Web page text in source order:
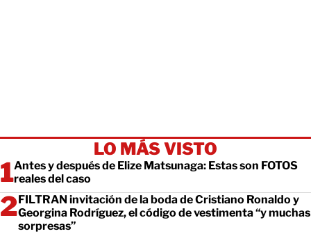
LO MÁS VISTO
Antes y después de Elize Matsunaga: Estas son FOTOS
reales del caso
FILTRAN invitación de la boda de Cristiano Ronaldo y
Georgina Rodríguez, el código de vestimenta “y muchas
sorpresas”